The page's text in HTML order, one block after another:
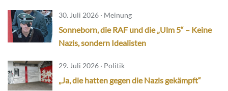
30. Juli 2026 · Meinung
Sonneborn, die RAF und die „Ulm 5“ – Keine
Nazis, sondern Idealisten
29. Juli 2026 · Politik
„Ja, die hatten gegen die Nazis gekämpft“